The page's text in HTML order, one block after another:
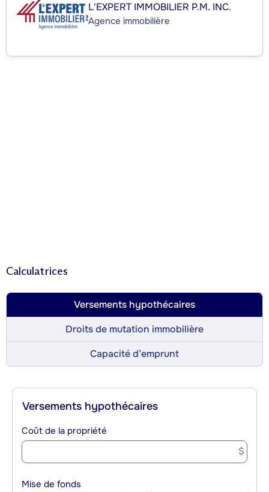
L'EXPERT IMMOBILIER P.M. INC.
Agence immobilière
Calculatrices
Versements hypothécaires
Droits de mutation immobilière
Capacité d’emprunt
Versements hypothécaires
Coût de la propriété
$
Mise de fonds